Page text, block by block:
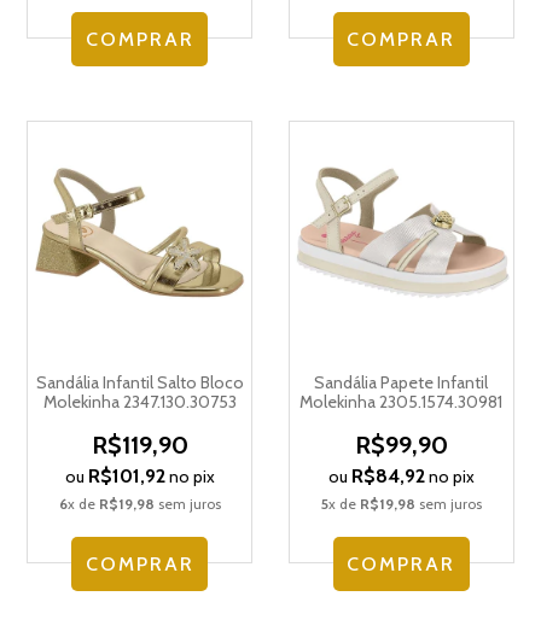
COMPRAR COMPRAR
Sandália Infantil Salto Bloco
Molekinha 2347.130.30753
R$119,90
ou R$101,92no pix
6x de R$19,98 sem juros
COMPRAR
Sandália Papete Infantil
Molekinha 2305.1574.30981
R$99,90
ou R$84,92no pix
5x de R$19,98 sem juros
COMPRAR